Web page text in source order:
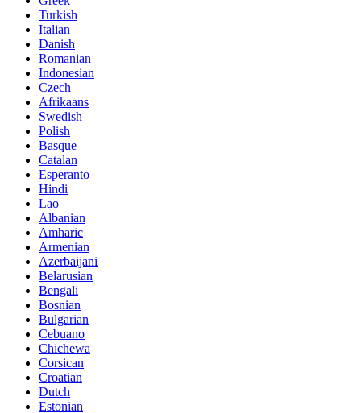
Turkish
Italian
Danish
Romanian
Indonesian
Czech
Afrikaans
Swedish
Polish
Basque
Catalan
Esperanto
Hindi
Lao
Albanian
Amharic
Armenian
Azerbaijani
Belarusian
Bengali
Bosnian
Bulgarian
Cebuano
Chichewa
Corsican
Croatian
Dutch
Estonian